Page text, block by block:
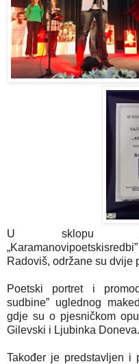
U sklopu
Radoviš, održane su dvije
Poetski portret i
sudbine” uglednog
gdje su o pjesničkom
Gilevski i Ljubinka Doneva.
Također je predstavljen i